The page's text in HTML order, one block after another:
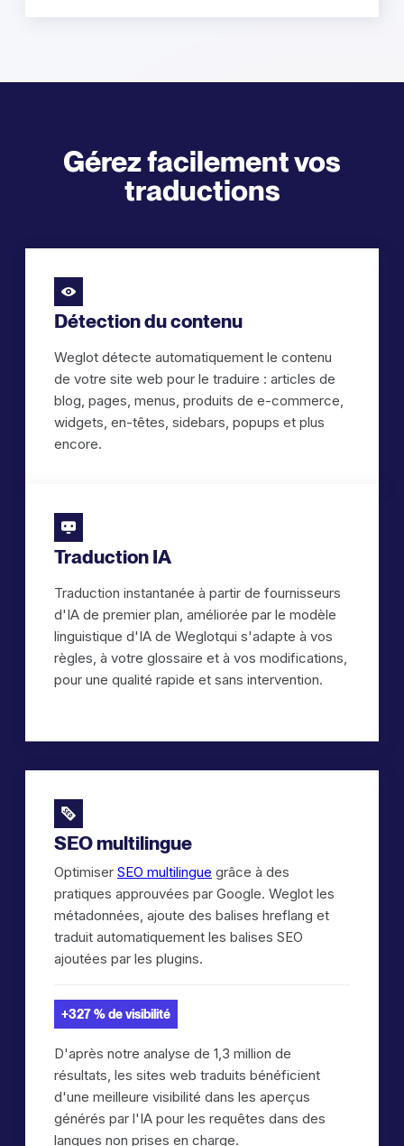
Gérez facilement vos
traductions
Détection du contenu
Weglot détecte automatiquement le contenu
de votre site web pour le traduire : articles de
blog, pages, menus, produits de e-commerce,
widgets, en-têtes, sidebars, popups et plus
encore.
Traduction IA
Traduction instantanée à partir de fournisseurs
d'IA de premier plan, améliorée par le modèle
linguistique d'IA de Weglotqui s'adapte à vos
règles, à votre glossaire et à vos modifications,
pour une qualité rapide et sans intervention.
SEO multilingue
Optimiser SEO multilingue grâce à des
pratiques approuvées par Google. Weglot les
métadonnées, ajoute des balises hreflang et
traduit automatiquement les balises SEO
ajoutées par les plugins.
+327 % de visibilité
D'après notre analyse de 1,3 million de
résultats, les sites web traduits bénéficient
d'une meilleure visibilité dans les aperçus
générés par l'IA pour les requêtes dans des
langues non prises en charge.